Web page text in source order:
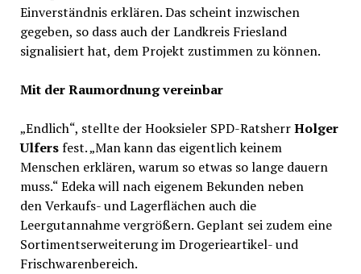
Einverständnis erklären. Das scheint inzwischen
gegeben, so dass auch der Landkreis Friesland
signalisiert hat, dem Projekt zustimmen zu können.
Mit der Raumordnung vereinbar
„Endlich“, stellte der Hooksieler SPD-RatsherrHolger
Ulfersfest. „Man kann das eigentlich keinem
Menschen erklären, warum so etwas so lange dauern
muss.“ Edeka will nach eigenem Bekunden neben
den Verkaufs- und Lagerflächen auch die
Leergutannahme vergrößern. Geplant sei zudem eine
Sortimentserweiterung im Drogerieartikel- und
Frischwarenbereich.